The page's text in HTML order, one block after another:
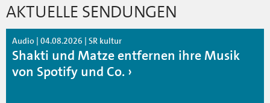
AKTUELLE SENDUNGEN
Audio | 04.08.2026 | SR kultur
Shakti und Matze entfernen ihre Musik
von Spotify und Co.